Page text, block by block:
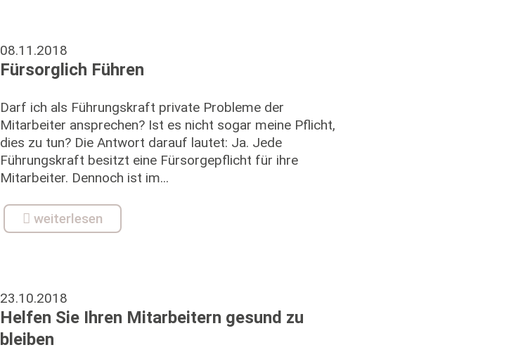
08.11.2018
Fürsorglich Führen
Darf ich als Führungskraft private Probleme der
Mitarbeiter ansprechen? Ist es nicht sogar meine Pflicht,
dies zu tun? Die Antwort darauf lautet: Ja. Jede
Führungskraft besitzt eine Fürsorgepflicht für ihre
Mitarbeiter. Dennoch ist im...
weiterlesen
23.10.2018
Helfen Sie Ihren Mitarbeitern gesund zu
bleiben